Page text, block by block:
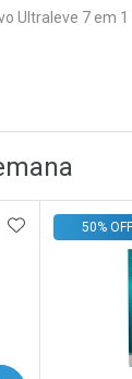
Ultraleve 7 em 1
ADICIONAR
50%